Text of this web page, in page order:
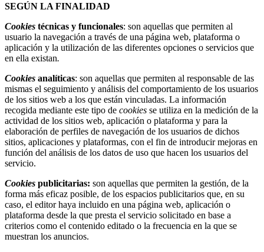
SEGÚN LA FINALIDAD
Cookies técnicas y funcionales: son aquellas que permiten al
usuario la navegación a través de una página web, plataforma o
aplicación y la utilización de las diferentes opciones o servicios que
en ella existan.
Cookies analíticas: son aquellas que permiten al responsable de las
mismas el seguimiento y análisis del comportamiento de los usuarios
de los sitios web a los que están vinculadas. La información
recogida mediante este tipo de cookies se utiliza en la medición de la
actividad de los sitios web, aplicación o plataforma y para la
elaboración de perfiles de navegación de los usuarios de dichos
sitios, aplicaciones y plataformas, con el fin de introducir mejoras en
función del análisis de los datos de uso que hacen los usuarios del
servicio.
Cookies publicitarias: son aquellas que permiten la gestión, de la
forma más eficaz posible, de los espacios publicitarios que, en su
caso, el editor haya incluido en una página web, aplicación o
plataforma desde la que presta el servicio solicitado en base a
criterios como el contenido editado o la frecuencia en la que se
muestran los anuncios.